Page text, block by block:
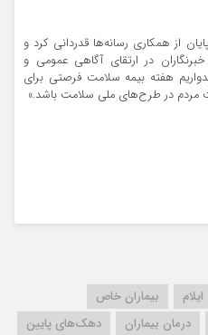
از همکاری رسانه‌ها قدردانی کرد و
در ارتقای آگاهی عمومی و
هفته بیمه سلامت فرصتی برای
مردم در طرح‌های ملی سلامت باشد.»
ایلام
بیماران خاص
درمان بیماران
دهک‌های پایین